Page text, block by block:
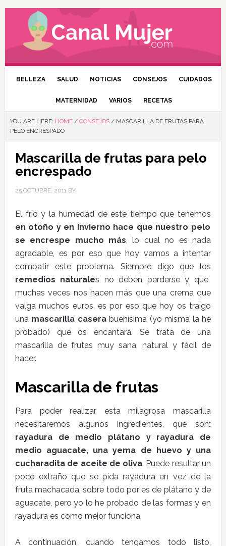
BELLEZA SALUD NOTICIAS CONSEJOS CUIDADOS
MATERNIDAD VARIOS RECETAS
YOU ARE HERE: HOME / CONSEJOS /MASCARILLA DE FRUTAS PARA
PELO ENCRESPADO
Mascarilla de frutas para pelo
encrespado
25 OCTUBRE, 2011BY
El frío y la humedad de este tiempo que tenemos
en otoño y en invierno hace que nuestro pelo
se encrespe mucho más, lo cual no es nada
agradable, es por eso que hoy vamos a intentar
combatir este problema. Siempre digo que los
remedios naturales no deben perderse y que
muchas veces nos hacen más que una crema que
valga muchos euros, es por eso que hoy os traigo
una mascarilla caserabuenísima (yo misma la he
probado) que os encantará. Se trata de una
mascarilla de frutas muy sana, natural y fácil de
hacer.
Mascarilla de frutas
Para poder realizar esta milagrosa mascarilla
necesitaremos algunos ingredientes, que son:
rayadura de medio plátano y rayadura de
medio aguacate, una yema de huevo y una
cucharadita de aceite de oliva. Puede resultar un
poco extraño que se pida rayadura en vez de la
fruta machacada, sobre todo por es de plátano y de
aguacate, pero yo lo he probado de las formas y en
rayadura es como mejor funciona.
A continuación, cuando tengamos todo listo,